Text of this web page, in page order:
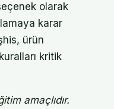
olarak
karar
ürün
kritik
amaçlıdır.